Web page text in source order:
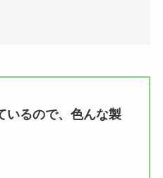
るので、色んな製